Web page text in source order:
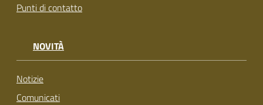
Punti di contatto
NOVITÀ
Notizie
Comunicati